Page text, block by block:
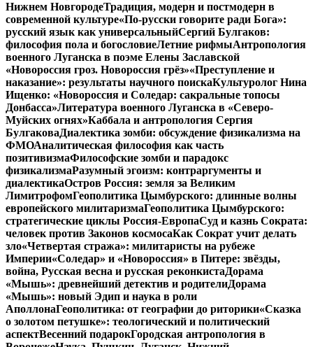
Нижнем НовгородеТрадиция, модерн и постмодерн в
современной культуре«По-русски говорите ради Бога»:
русский язык как универсальныйСергий Булгаков:
философия пола и богословиеЛетние рифмыАнтропология
военного Луганска в поэме Елены Заславской
«Новороссия гроз. Новороссия грёз»«Преступление и
наказание»: результаты научного поискаКультуролог Нина
Ищенко: «Новороссия и Соледар: сакральные топосы
Донбасса»Литература военного Луганска в «Северо-
Муйских огнях»Каббала и антропология Сергия
БулгаковаДиалектика зомби: обсуждение физикализма на
ФМОАналитическая философия как часть
позитивизмаФилософские зомби и парадокс
физикализмаРазумный эгоизм: контраргументы и
диалектикаОстров Россия: земля за Великим
ЛимитрофомГеополитика Цымбурского: длинные волны
европейского милитаризмаГеополитика Цымбурского:
стратегические циклы Россия-ЕвропаСуд и казнь Сократа:
человек против Законов космосаКак Сократ учит делать
зло«Четвертая стража»: милитаристы на рубеже
Империи«Соледар» и «Новороссия» в Питере: звёзды,
война, Русская весна и русская реконкистаДорама
«Мышь»: древнейший детектив и родителиДорама
«Мышь»: новый Эдип и наука в роли
АполлонаГеополитика: от географии до риторики«Сказка
о золотом петушке»: теологический и политический
аспектВесенний подарокГородская антропология в